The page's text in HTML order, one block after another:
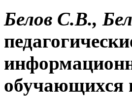
Белов С.В.,
обучающихся